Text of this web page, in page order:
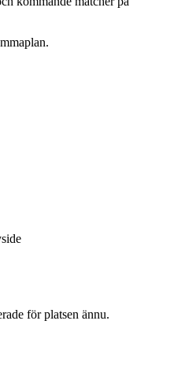
för platsen ännu.